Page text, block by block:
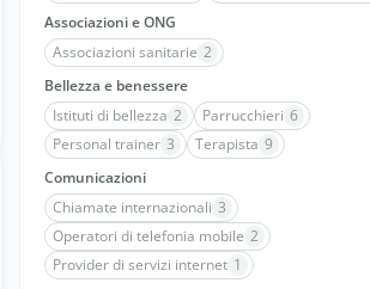
Associazioni e ONG
Associazioni sanitarie 2
Bellezza e benessere
Istituti di bellezza 2 Parrucchieri 6
Personal trainer 3 Terapista 9
Comunicazioni
Chiamate internazionali 3
Operatori di telefonia mobile 2
Provider di servizi internet 1